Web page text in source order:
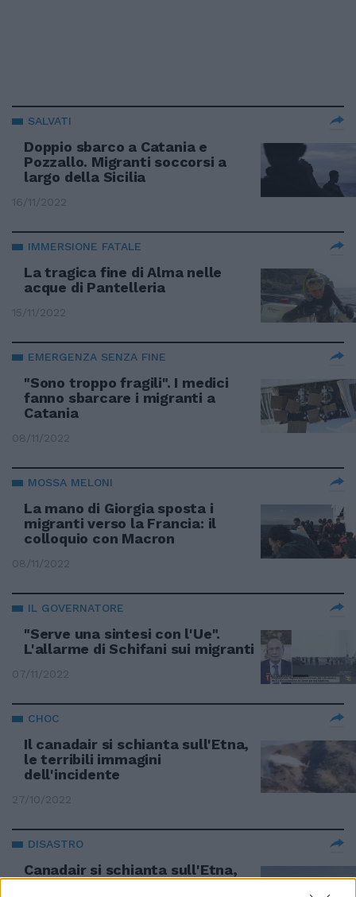
SALVATI
Doppio sbarco a Catania e
Pozzallo. Migranti soccorsi a
largo della Sicilia
16/11/2022
IMMERSIONE FATALE
La tragica fine di Alma nelle
acque di Pantelleria
15/11/2022
EMERGENZA SENZA FINE
"Sono troppo fragili". I medici
fanno sbarcare i migranti a
Catania
08/11/2022
MOSSA MELONI
La mano di Giorgia sposta i
migranti verso la Francia: il
colloquio con Macron
08/11/2022
IL GOVERNATORE
"Serve una sintesi con l'Ue".
L'allarme di Schifani sui migranti
07/11/2022
CHOC
Il canadair si schianta sull'Etna,
le terribili immagini
dell'incidente
27/10/2022
DISASTRO
Canadair si schianta sull'Etna,
piloti dispersi. "Lo abbiamo visto